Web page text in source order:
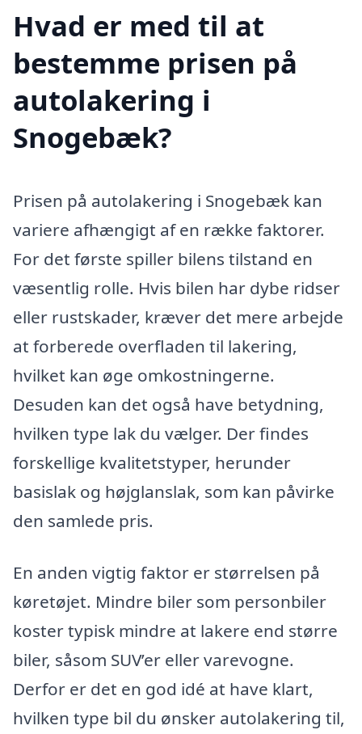
Hvad er med til at
bestemme prisen på
autolakering i
Snogebæk?
Prisen på autolakering i Snogebæk kan
variere afhængigt af en række faktorer.
For det første spiller bilens tilstand en
væsentlig rolle. Hvis bilen har dybe ridser
eller rustskader, kræver det mere arbejde
at forberede overfladen til lakering,
hvilket kan øge omkostningerne.
Desuden kan det også have betydning,
hvilken type lak du vælger. Der findes
forskellige kvalitetstyper, herunder
basislak og højglanslak, som kan påvirke
den samlede pris.
En anden vigtig faktor er størrelsen på
køretøjet. Mindre biler som personbiler
koster typisk mindre at lakere end større
biler, såsom SUV’er eller varevogne.
Derfor er det en god idé at have klart,
hvilken type bil du ønsker autolakering til,